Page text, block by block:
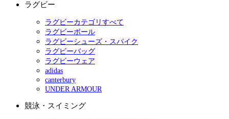
ラグビー
ラグビーカテゴリすべて
ラグビーボール
ラグビーシューズ・スパイク
ラグビーバッグ
ラグビーウェア
adidas
canterbury
UNDER ARMOUR
競泳・スイミング